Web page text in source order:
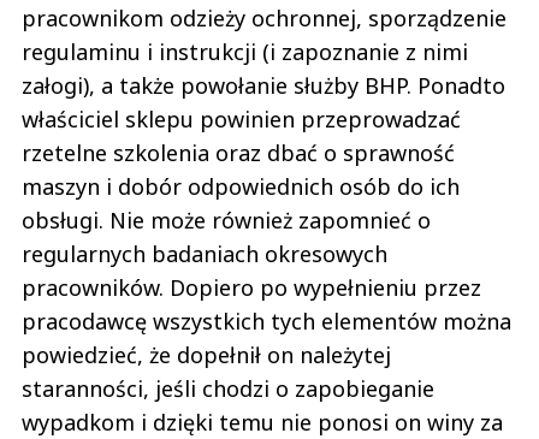
pracownikom odzieży ochronnej, sporządzenie
regulaminu i instrukcji (i zapoznanie z nimi
załogi), a także powołanie służby BHP. Ponadto
właściciel sklepu powinien przeprowadzać
rzetelne szkolenia oraz dbać o sprawność
maszyn i dobór odpowiednich osób do ich
obsługi. Nie może również zapomnieć o
regularnych badaniach okresowych
pracowników. Dopiero po wypełnieniu przez
pracodawcę wszystkich tych elementów można
powiedzieć, że dopełnił on należytej
staranności, jeśli chodzi o zapobieganie
wypadkom i dzięki temu nie ponosi on winy za